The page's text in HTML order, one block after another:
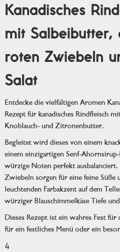
Kanadisches
mit Salbeibutter,
roten Zwiebeln
Salat
Entdecke die vielfältigen Aromen
Rezept für kanadisches Rindfleisch
Knoblauch- und Zitronenbutter.
Begleitet wird dieses von einem
einem einzigartigen Senf-
würzige Noten perfekt
Zwiebeln sorgen für eine feine Süße
leuchtenden Farbakzent auf dem
würziger Blauschimmelkäse Tiefe
Dieses Rezept ist ein wahres Fest
für ein festliches Menü oder ein
4